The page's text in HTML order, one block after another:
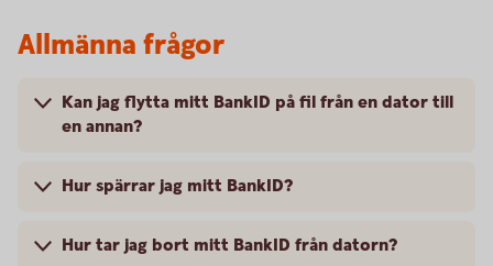
Allmänna frågor
Kan jag flytta mitt BankID på fil från en dator till
en annan?
Hur spärrar jag mitt BankID?
Hur tar jag bort mitt BankID från datorn?